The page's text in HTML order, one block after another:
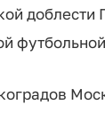
доблести